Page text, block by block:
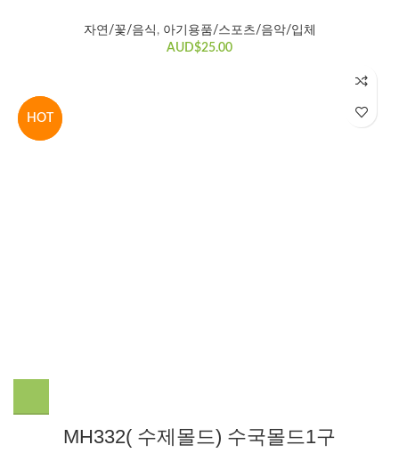
자연/꽃/음식 , 아기용품/스포츠/음악/입체
AUD$25.00
HOT
HOT
MH332( 수제몰드) 수국몰드1구